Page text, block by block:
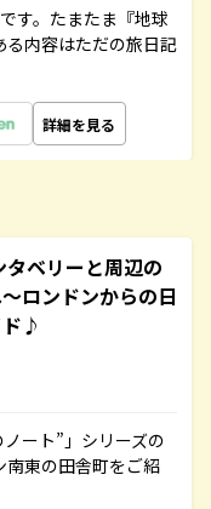
す。たまたま『地球
内容はただの旅日記
詳細を見る
ベリーと周辺の
ロンドンからの日
ド♪
ート”」シリーズの
東の田舎町をご紹